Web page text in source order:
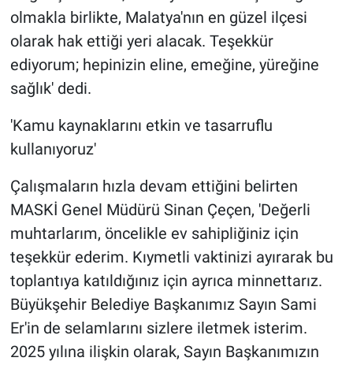
olmakla birlikte, Malatya'nın en güzel ilçesi
olarak hak ettiği yeri alacak. Teşekkür
ediyorum; hepinizin eline, emeğine, yüreğine
sağlık' dedi.
'Kamu kaynaklarını etkin ve tasarruflu
kullanıyoruz'
Çalışmaların hızla devam ettiğini belirten
MASKİ Genel Müdürü Sinan Çeçen, 'Değerli
muhtarlarım, öncelikle ev sahipliğiniz için
teşekkür ederim. Kıymetli vaktinizi ayırarak bu
toplantıya katıldığınız için ayrıca minnettarız.
Büyükşehir Belediye Başkanımız Sayın Sami
Er'in de selamlarını sizlere iletmek isterim.
2025 yılına ilişkin olarak, Sayın Başkanımızın